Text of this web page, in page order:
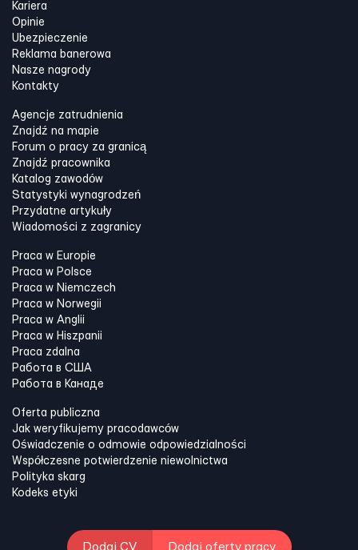
Kariera
Opinie
Ubezpieczenie
Reklama banerowa
Nasze nagrody
Kontakty
Agencje zatrudnienia
Znajdź na mapie
Forum o pracy za granicą
Znajdź pracownika
Katalog zawodów
Statystyki wynagrodzeń
Przydatne artykuły
Wiadomości z zagranicy
Praca w Europie
Praca w Polsce
Praca w Niemczech
Praca w Norwegii
Praca w Anglii
Praca w Hiszpanii
Praca zdalna
Работа в США
Работа в Канадe
Oferta publiczna
Jak weryfikujemy pracodawców
Oświadczenie o odmowie odpowiedzialności
Współczesne potwierdzenie niewolnictwa
Polityka skarg
Kodeks etyki
Dodaj CV Dodaj oferty pracy